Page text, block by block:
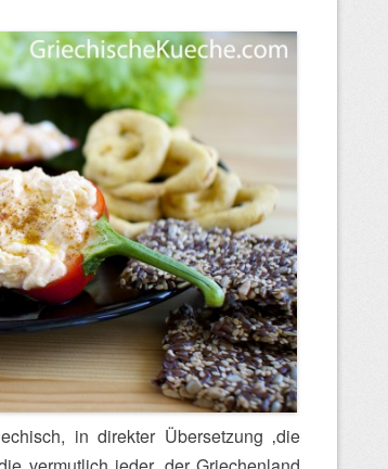
in direkter Übersetzung ‚die